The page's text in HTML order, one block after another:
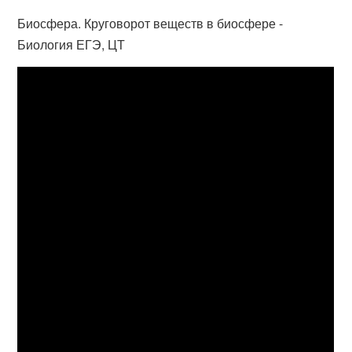
Биосфера. Круговорот веществ в биосфере -
Биология ЕГЭ, ЦТ